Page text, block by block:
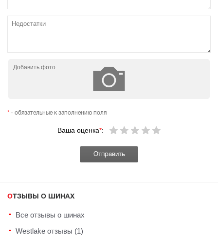
Добавить фото
Ваша оценка*:
* - обязательные к заполнению поля
ОТЗЫВЫ О ШИНАХ
Все отзывы о шинах
Westlake отзывы (1)